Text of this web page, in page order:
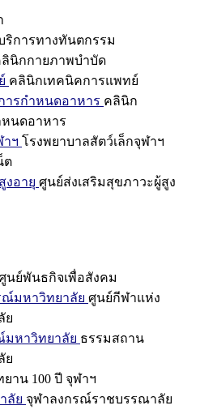
ริการทางทันตกรรม
นิกกายภาพบำบัด
คลินิกเทคนิคการแพทย์
รกำหนดอาหาร คลินิก
นดอาหาร
าฯ โรงพยาบาลสัตว์เล็กจุฬาฯ
ต
งอายุ ศูนย์ส่งเสริมสุขภาวะผู้สูง
นย์พันธกิจเพื่อสังคม
ณ์มหาวิทยาลัย ศูนย์กีฬาแห่ง
ย
มหาวิทยาลัย ธรรมสถาน
ย
ยาน 100 ปี จุฬาฯ
ลัย จุฬาลงกรณ์ราชบรรณาลัย